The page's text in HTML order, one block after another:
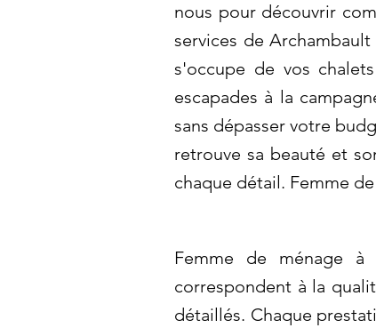
nous pour découvrir
services de
s'occupe de vos
escapades à la
sans dépasser votre
retrouve sa beauté et
chaque détail. Femme
Femme de ménage
correspondent à la
détaillés. Chaque